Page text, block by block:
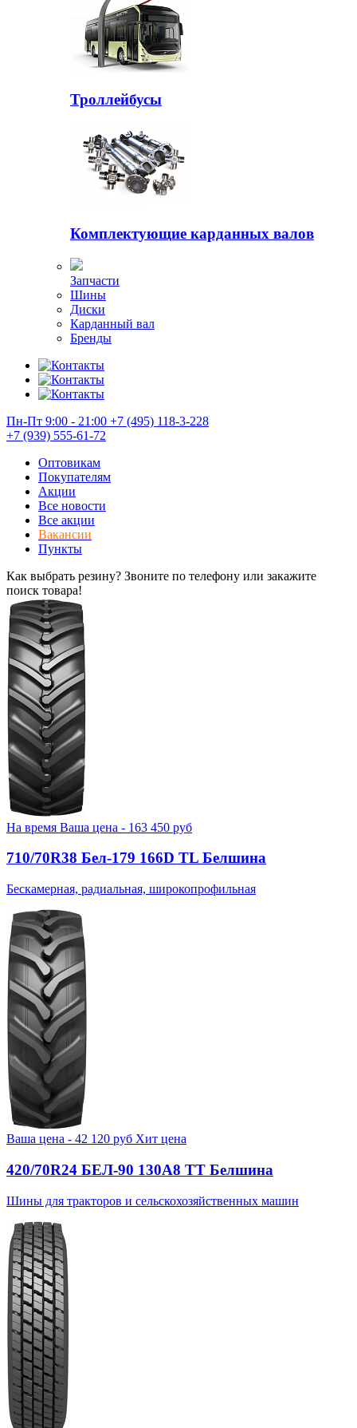
Троллейбусы
Комплектующие карданных валов
Запчасти
Шины
Диски
Карданный вал
Бренды
Пн-Пт 9:00 - 21:00 +7 (495) 118-3-228
+7 (939) 555-61-72
Оптовикам
Покупателям
Акции
Все новости
Все акции
Вакансии
Пункты
Как выбрать резину? Звоните по телефону или закажите
поиск товара!
На время Ваша цена - 163 450 руб
710/70R38 Бел-179 166D TL Белшина
Бескамерная, радиальная, широкопрофильная
Ваша цена - 42 120 руб Хит цена
420/70R24 БЕЛ-90 130А8 TT Белшина
Шины для тракторов и сельскохозяйственных машин